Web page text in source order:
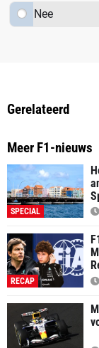
Nee
Gerelateerd
Meer F1-nieuws
SPECIAL
RECAP